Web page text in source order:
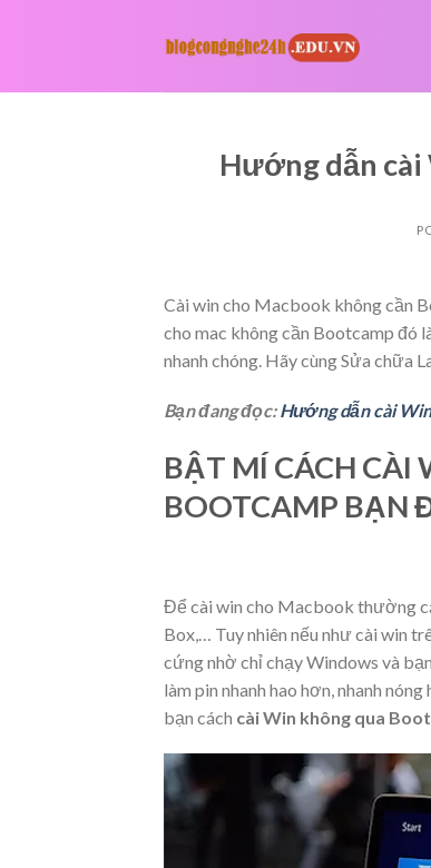
Hướng dẫn cài
Cài win cho Macbook không cần
cho mac không cần Bootcamp đó
nhanh chóng. Hãy cùng Sửa chữa
Bạn đang đọc:Hướng dẫn cài
BẬT MÍ CÁCH CÀI
BOOTCAMP BẠN
Để cài win cho Macbook thường
Box,… Tuy nhiên nếu như cài win
cứng nhờ chỉ chạy Windows và
làm pin nhanh hao hơn, nhanh
bạn cách cài Win không qua